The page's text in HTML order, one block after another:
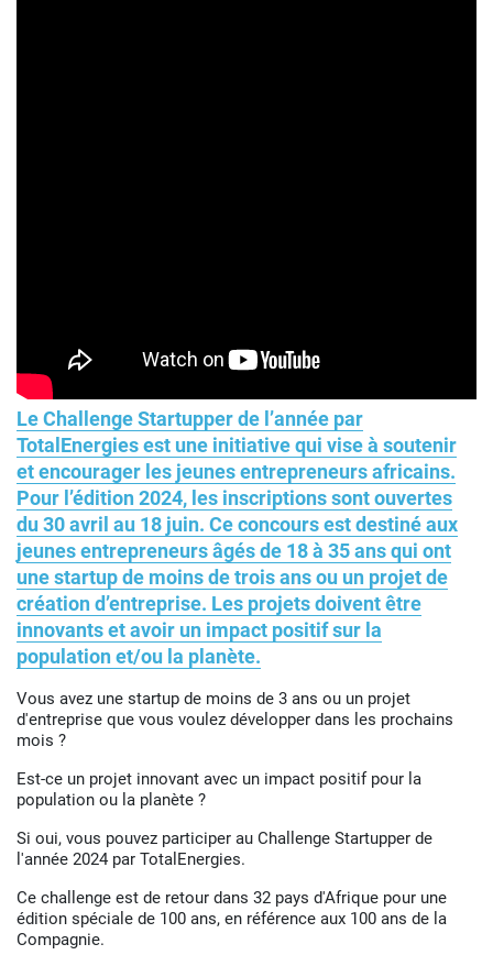
Le Challenge Startupper de l’année par
TotalEnergies est une initiative qui vise à soutenir
et encourager les jeunes entrepreneurs africains.
Pour l’édition 2024, les inscriptions sont ouvertes
du 30 avril au 18 juin. Ce concours est destiné aux
jeunes entrepreneurs âgés de 18 à 35 ans qui ont
une startup de moins de trois ans ou un projet de
création d’entreprise. Les projets doivent être
innovants et avoir un impact positif sur la
population et/ou la planète.
Vous avez une startup de moins de 3 ans ou un projet
d'entreprise que vous voulez développer dans les prochains
mois ?
Est-ce un projet innovant avec un impact positif pour la
population ou la planète ?
Si oui, vous pouvez participer au Challenge Startupper de
l'année 2024 par TotalEnergies.
Ce challenge est de retour dans 32 pays d'Afrique pour une
édition spéciale de 100 ans, en référence aux 100 ans de la
Compagnie.